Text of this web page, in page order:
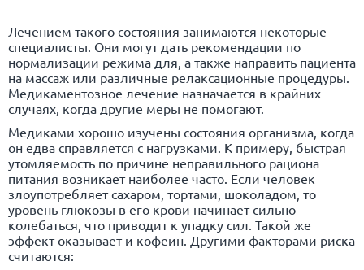
Лечением такого состояния занимаются некоторые
специалисты. Они могут дать рекомендации по
нормализации режима для, а также направить пациента
на массаж или различные релаксационные процедуры.
Медикаментозное лечение назначается в крайних
случаях, когда другие меры не помогают.
Медиками хорошо изучены состояния организма, когда
он едва справляется с нагрузками. К примеру, быстрая
утомляемость по причине неправильного рациона
питания возникает наиболее часто. Если человек
злоупотребляет сахаром, тортами, шоколадом, то
уровень глюкозы в его крови начинает сильно
колебаться, что приводит к упадку сил. Такой же
эффект оказывает и кофеин. Другими факторами риска
считаются: